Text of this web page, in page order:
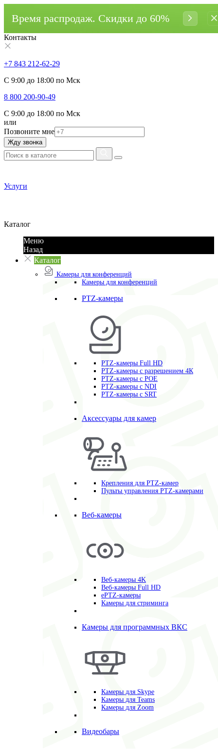
Время распродаж. Cкидки до 60%
Контакты
+7 843 212-62-29
С 9:00 до 18:00 по Мск
8 800 200-90-49
С 9:00 до 18:00 по Мск
или
Позвоните мне
Жду звонка
Услуги
Каталог
Меню
Назад
Каталог
Камеры для конференций
Камеры для конференций
PTZ-камеры
PTZ-камеры Full HD
PTZ-камеры с разрешением 4К
PTZ-камеры с POE
PTZ-камеры c NDI
PTZ-камеры с SRT
Аксессуары для камер
Крепления для PTZ-камер
Пульты управления PTZ-камерами
Веб-камеры
Веб-камеры 4K
Веб-камеры Full HD
ePTZ-камеры
Камеры для стриминга
Камеры для программных ВКС
Камеры для Skype
Камеры для Teams
Камеры для Zoom
Видеобары